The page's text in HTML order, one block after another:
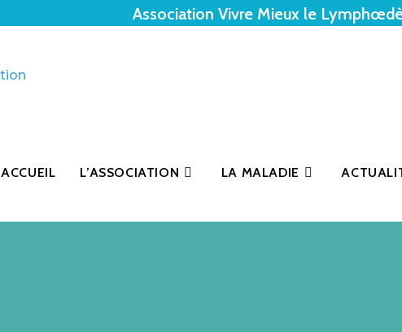
Association Vivre Mieux le
ACCUEIL L’ASSOCIATION LA MALADIE